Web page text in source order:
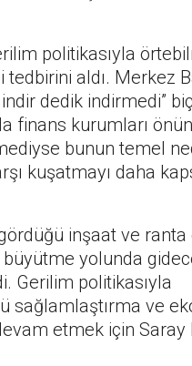
politikasıyla
aldı. Merkez
dedik indirmedi”
finans kurumları
bunun temel
kuşatmayı daha
inşaat ve ranta
yolunda
Gerilim politikasıyla
sağlamlaştırma ve
etmek için Saray